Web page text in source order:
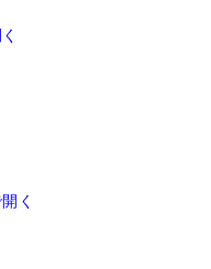
く